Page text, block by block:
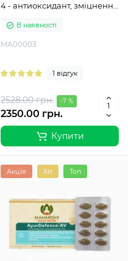
4 - антиоксидант, зміцнення
Махаріші Аюрведа
В наявності
MA00003
1 відгук
2528.00 грн. -7 %
2350.00 грн.
Купити
Акція Хіт Топ